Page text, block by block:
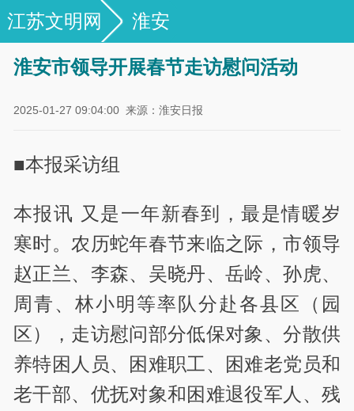
江苏文明网 淮安
淮安市领导开展春节走访慰问活动
2025-01-27 09:04:00 来源：淮安日报
■本报采访组
本报讯 又是一年新春到，最是情暖岁
寒时。农历蛇年春节来临之际，市领导
赵正兰、李森、吴晓丹、岳岭、孙虎、
周青、林小明等率队分赴各县区（园
区），走访慰问部分低保对象、分散供
养特困人员、困难职工、困难老党员和
老干部、优抚对象和困难退役军人、残